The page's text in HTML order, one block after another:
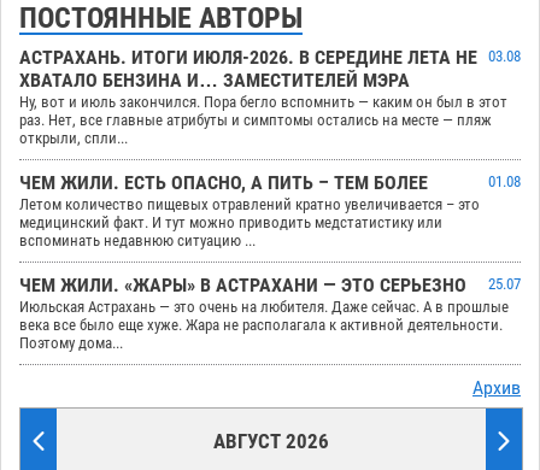
ПОСТОЯННЫЕ АВТОРЫ
АСТРАХАНЬ. ИТОГИ ИЮЛЯ-2026. В СЕРЕДИНЕ ЛЕТА НЕ
ХВАТАЛО БЕНЗИНА И… ЗАМЕСТИТЕЛЕЙ МЭРА
03.08
Ну, вот и июль закончился. Пора бегло вспомнить — каким он был в этот
раз. Нет, все главные атрибуты и симптомы остались на месте — пляж
открыли, спли...
ЧЕМ ЖИЛИ. ЕСТЬ ОПАСНО, А ПИТЬ – ТЕМ БОЛЕЕ
01.08
Летом количество пищевых отравлений кратно увеличивается – это
медицинский факт. И тут можно приводить медстатистику или
вспоминать недавнюю ситуацию ...
ЧЕМ ЖИЛИ. «ЖАРЫ» В АСТРАХАНИ — ЭТО СЕРЬЕЗНО
25.07
Июльская Астрахань — это очень на любителя. Даже сейчас. А в прошлые
века все было еще хуже. Жара не располагала к активной деятельности.
Поэтому дома...
Архив
АВГУСТ 2026